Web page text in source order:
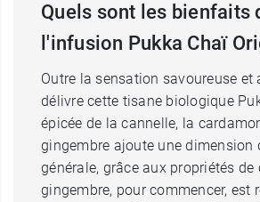
Quels sont les bienfaits
l'infusion Pukka Chaï
Outre la sensation savoureuse et
délivre cette tisane biologique
épicée de la cannelle, la
gingembre ajoute une dimension
générale, grâce aux propriétés de
gingembre, pour commencer, est